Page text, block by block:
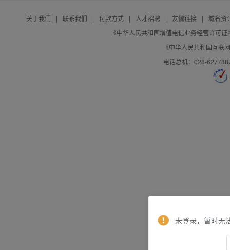
关于我们 | 联系我们 | 付款方式 | 人才招聘 | 友情链接 |
域名资
《中华人民共和国增值电信业务经营许可
《中华人民共和国互联
电话总机：028-
未登录，暂时无